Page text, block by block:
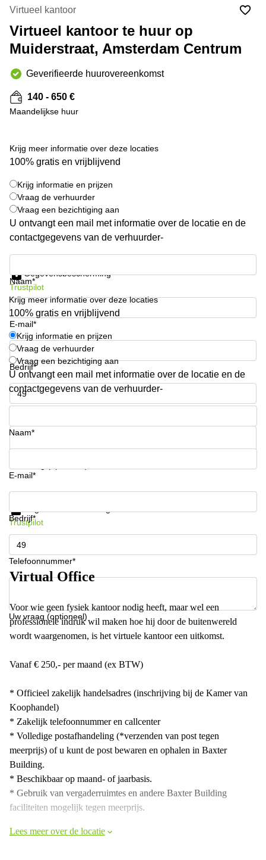
Hengelo
Hilversum
Hoofddorp
Deventer
Rotterdam
Tiel
Zwolle
Westpoort
Bodegraven-
Reeuwijk
Business
center
Arnhem
Business
Amsterdam
Westpoort
Hilversum
center
Den
Haag
Coworking
space
Breda
Arnhem
Kantoorruimte
in Arnhem
Coworking
space
Hilversum
Coworking
space
Zwolle
Huren
Hengelo
Bedrijfsruimte
Nijmegen
Virtueel kantoor
Virtueel kantoor te huur op
Muiderstraat, Amsterdam Centrum
Geverifieerde huurovereenkomst
140 - 650 €
Maandelijkse huur
Krijg meer informatie over deze locaties
100% gratis en vrijblijvend
Krijg informatie en prijzen
Vraag de verhuurder
Vraag een bezichtiging aan
U ontvangt een mail met informatie over de locatie en de
contactgegevens van de verhuurder-
Naam*
E-mail*
Bedrijf*
Telefoonnummer*
Gegevensbescherming
Trustpilot
Krijg meer informatie over deze locaties
100% gratis en vrijblijvend
Krijg informatie en prijzen
Vraag de verhuurder
Vraag een bezichtiging aan
U ontvangt een mail met informatie over de locatie en de
contactgegevens van de verhuurder-
Naam*
E-mail*
Bedrijf*
Telefoonnummer*
Uw vraag (optioneel)
Krijg informatie en prijzen
Trustpilot
Virtual Office
Voor wie geen fysiek kantoor nodig heeft, maar wel een
professionele indruk wil maken hoe hij door de buitenwereld
wordt waargenomen, is het virtuele kantoor een uitkomst.
Vanaf € 250,- per maand (ex BTW)
* Officieel zakelijk handelsadres (inschrijving bij de Kamer van
Koophandel)
* Zakelijk telefoonnummer en callcenter
* Volledige postafhandeling (*verzenden van post tegen
meerprijs) of u kunt de post bewaren en ophalen in Baxter
Building.
* Beschikbaar op maand- of jaarbasis.
* Gebruik van vergaderruimtes en andere Baxter Building
faciliteiten mogelijk tegen meerprijs.
Lees meer over de locatie